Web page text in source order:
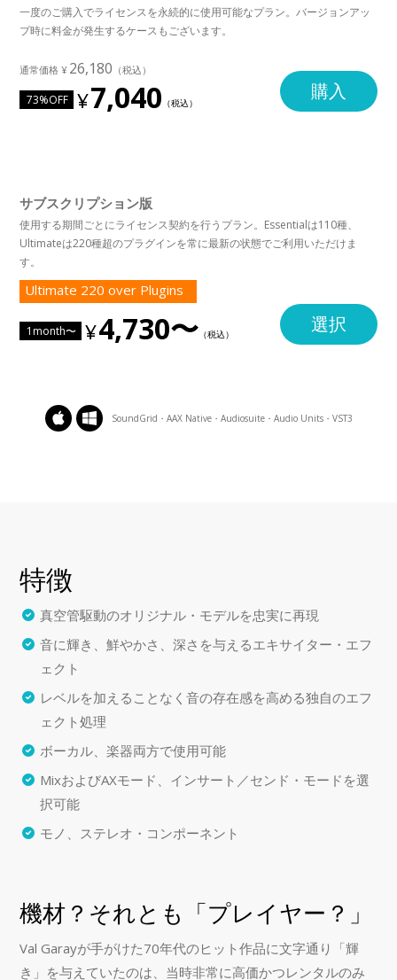
一度のご購入でライセンスを永続的に使用可能なプラン。バージョンアッ
プ時に料金が発生するケースもございます。
26,180
73%OFF 7,040 購入
サブスクリプション版
使用する期間ごとにライセンス契約を行うプラン。Essentialは110種、
Ultimateは220種超のプラグインを常に最新の状態でご利用いただけま
す。
Ultimate 220 over Plugins
1month〜 4,730〜 選択
SoundGrid・AAX Native・Audiosuite・Audio Units・VST3
特徴
真空管駆動のオリジナル・モデルを忠実に再現
音に輝き、鮮やかさ、深さを与えるエキサイター・エフ
ェクト
レベルを加えることなく音の存在感を高める独自のエフ
ェクト処理
ボーカル、楽器両方で使用可能
MixおよびAXモード、インサート／センド・モードを選
択可能
モノ、ステレオ・コンポーネント
機材？それとも「プレイヤー？」
Val Garayが手がけた70年代のヒット作品に文字通り「輝
き」を与えていたのは、当時非常に高価かつレンタルのみ